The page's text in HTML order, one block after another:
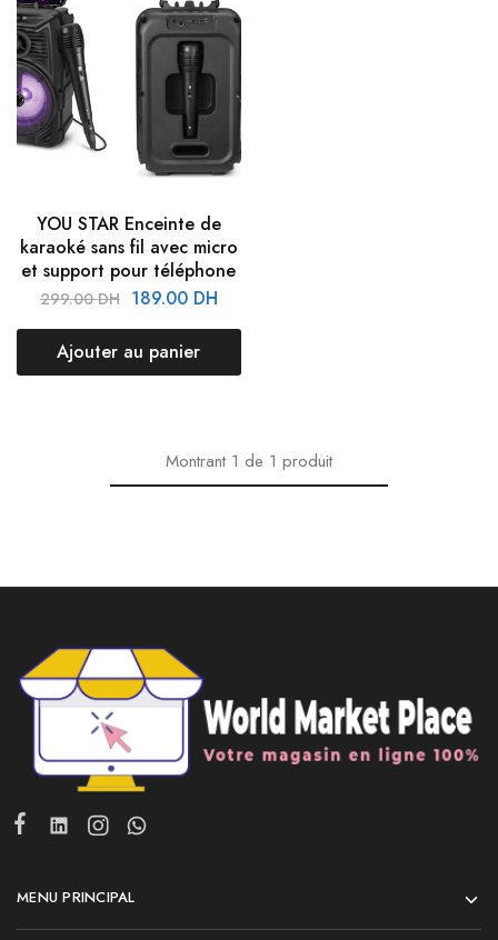
YOU STAR Enceinte de
karaoké sans fil avec micro
et support pour téléphone
299.00DH 189.00 DH
Ajouter au panier
Montrant 1 de 1 produit
MENU PRINCIPAL